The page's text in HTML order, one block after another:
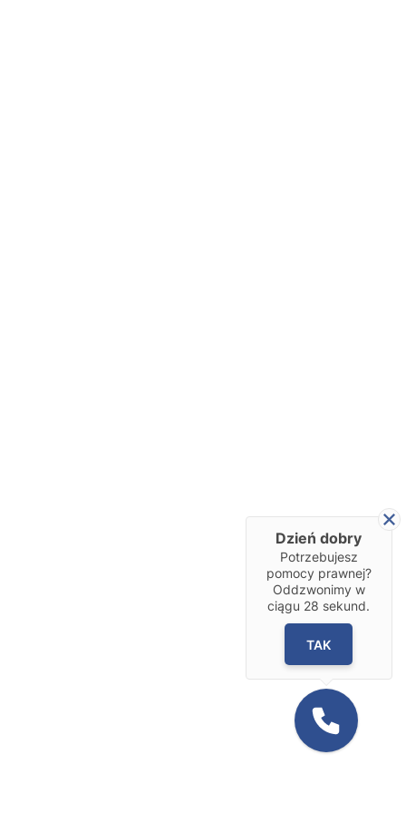
Dzień dobry
Potrzebujesz
pomocy prawnej?
Oddzwonimy w
ciągu 28 sekund.
TAK